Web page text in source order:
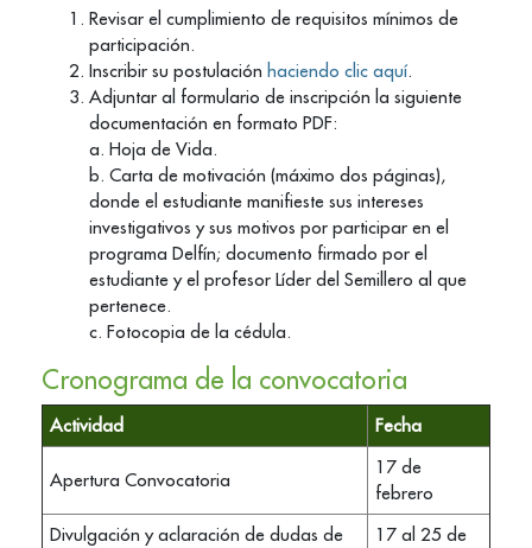
Revisar el cumplimiento de requisitos mínimos de
participación.
Inscribir su postulación haciendo clic aquí.
Adjuntar al formulario de inscripción la siguiente
documentación en formato PDF:
a. Hoja de Vida.
b. Carta de motivación (máximo dos páginas),
donde el estudiante manifieste sus intereses
investigativos y sus motivos por participar en el
programa Delfín; documento firmado por el
estudiante y el profesor Líder del Semillero al que
pertenece.
c. Fotocopia de la cédula.
Cronograma de la convocatoria
Actividad Fecha
Apertura Convocatoria
17 de
febrero
Divulgación y aclaración de dudas de
17 al 25 de